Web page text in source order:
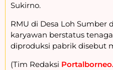
Sukirno.
RMU di Desa Loh Sumber
karyawan berstatus
diproduksi pabrik disebut
(Tim Redaksi